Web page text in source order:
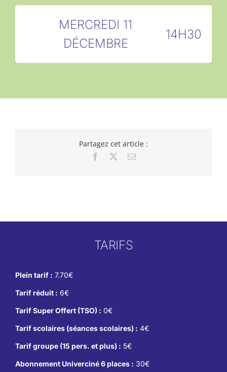
MERCREDI 11
DÉCEMBRE
14H30
Partagez cet article :
Facebook Email
TARIFS
Plein tarif : 7.70€
Tarif réduit : 6€
Tarif Super Offert (TSO) : 0€
Tarif scolaires (séances scolaires) : 4€
Tarif groupe (15 pers. et plus) : 5€
Abonnement Univerciné 6 places : 30€